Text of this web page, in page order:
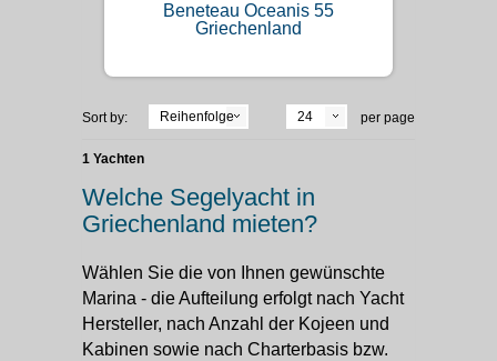
Beneteau Oceanis 55
Griechenland
Sort by: Reihenfolge 24 per page
1 Yachten
Welche Segelyacht in
Griechenland mieten?
Wählen Sie die von Ihnen gewünschte
Marina - die Aufteilung erfolgt nach Yacht
Hersteller, nach Anzahl der Kojeen und
Kabinen sowie nach Charterbasis bzw.